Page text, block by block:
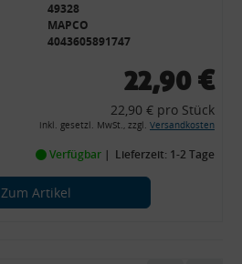
49328
MAPCO
4043605891747
22,90 €
22,90 € pro Stück
inkl. gesetzl. MwSt., zzgl. Versandkosten
Verfügbar Lieferzeit: 1-2 Tage
Zum Artikel